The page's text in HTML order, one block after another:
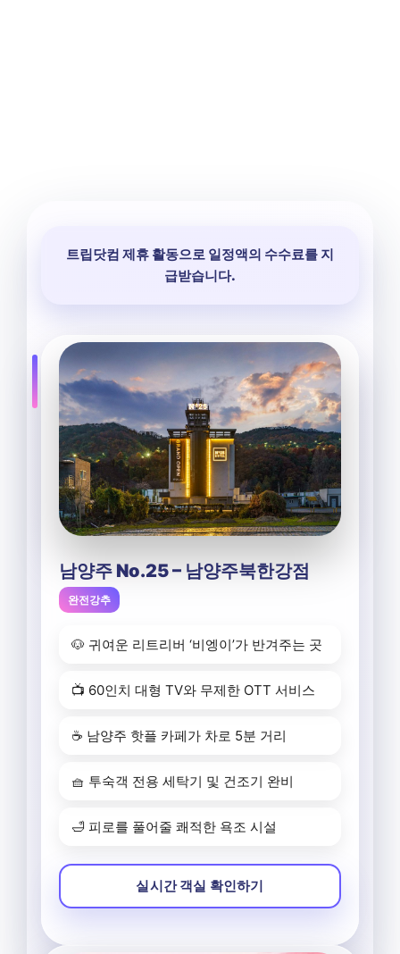
트립닷컴 제휴 활동으로 일정액의 수수료를 지
급받습니다.
남양주 No.25 – 남양주북한강점
완전강추
🐶 귀여운 리트리버 ‘비엥이’가 반겨주는 곳
📺 60인치 대형 TV와 무제한 OTT 서비스
☕️ 남양주 핫플 카페가 차로 5분 거리
🧺 투숙객 전용 세탁기 및 건조기 완비
🛁 피로를 풀어줄 쾌적한 욕조 시설
실시간 객실 확인하기